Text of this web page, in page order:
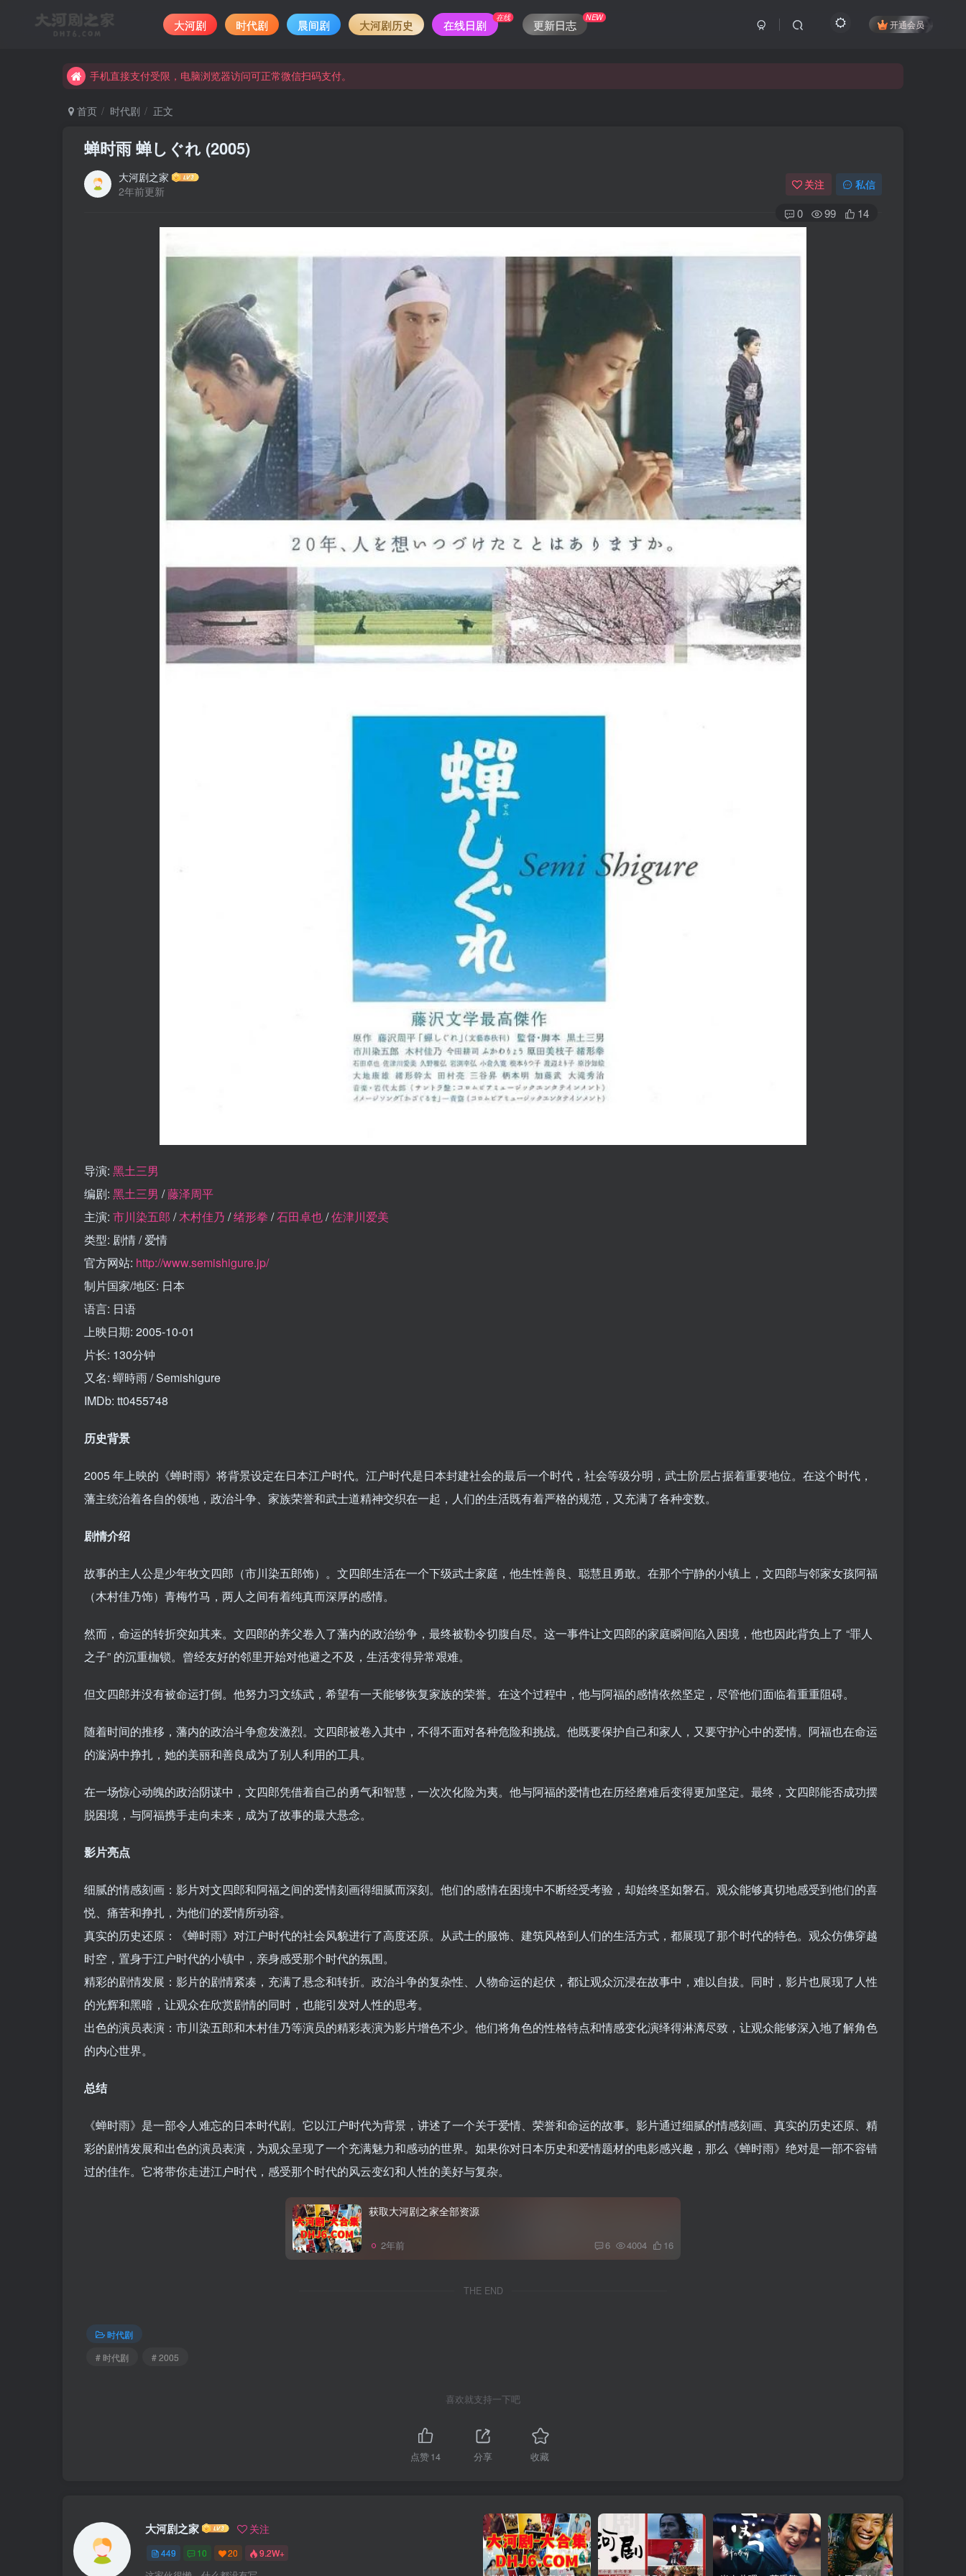
大河剧 时代剧 晨间剧 大河剧历史 在线日剧
在线
更新日志
NEW
开通会员
手机直接支付受限，电脑浏览器访问可正常微信扫码支付。
手机直接支付受限，电脑浏览器访问可正常微信扫码支付。
首页 时代剧 正文
蝉时雨 蝉しぐれ (2005)
大河剧之家
2年前更新
关注 私信
0 99 14
导演: 黑土三男
编剧: 黑土三男 /藤泽周平
主演: 市川染五郎 /木村佳乃 /绪形拳 /石田卓也/佐津川爱美
类型: 剧情 / 爱情
官方网站: http://www.semishigure.jp/
制片国家/地区: 日本
语言: 日语
上映日期: 2005-10-01
片长: 130分钟
又名: 蟬時雨 / Semishigure
IMDb: tt0455748
历史背景
2005 年上映的《蝉时雨》将背景设定在日本江户时代。江户时代是日本封建社会的最后一个时代，社会等级分明，武士阶层占据着重要地位。在这个时代，
藩主统治着各自的领地，政治斗争、家族荣誉和武士道精神交织在一起，人们的生活既有着严格的规范，又充满了各种变数。
剧情介绍
故事的主人公是少年牧文四郎（市川染五郎饰）。文四郎生活在一个下级武士家庭，他生性善良、聪慧且勇敢。在那个宁静的小镇上，文四郎与邻家女孩阿福
（木村佳乃饰）青梅竹马，两人之间有着纯真而深厚的感情。
然而，命运的转折突如其来。文四郎的养父卷入了藩内的政治纷争，最终被勒令切腹自尽。这一事件让文四郎的家庭瞬间陷入困境，他也因此背负上了 “罪人
之子” 的沉重枷锁。曾经友好的邻里开始对他避之不及，生活变得异常艰难。
但文四郎并没有被命运打倒。他努力习文练武，希望有一天能够恢复家族的荣誉。在这个过程中，他与阿福的感情依然坚定，尽管他们面临着重重阻碍。
随着时间的推移，藩内的政治斗争愈发激烈。文四郎被卷入其中，不得不面对各种危险和挑战。他既要保护自己和家人，又要守护心中的爱情。阿福也在命运
的漩涡中挣扎，她的美丽和善良成为了别人利用的工具。
在一场惊心动魄的政治阴谋中，文四郎凭借着自己的勇气和智慧，一次次化险为夷。他与阿福的爱情也在历经磨难后变得更加坚定。最终，文四郎能否成功摆
脱困境，与阿福携手走向未来，成为了故事的最大悬念。
影片亮点
细腻的情感刻画：影片对文四郎和阿福之间的爱情刻画得细腻而深刻。他们的感情在困境中不断经受考验，却始终坚如磐石。观众能够真切地感受到他们的喜
悦、痛苦和挣扎，为他们的爱情所动容。
真实的历史还原：《蝉时雨》对江户时代的社会风貌进行了高度还原。从武士的服饰、建筑风格到人们的生活方式，都展现了那个时代的特色。观众仿佛穿越
时空，置身于江户时代的小镇中，亲身感受那个时代的氛围。
精彩的剧情发展：影片的剧情紧凑，充满了悬念和转折。政治斗争的复杂性、人物命运的起伏，都让观众沉浸在故事中，难以自拔。同时，影片也展现了人性
的光辉和黑暗，让观众在欣赏剧情的同时，也能引发对人性的思考。
出色的演员表演：市川染五郎和木村佳乃等演员的精彩表演为影片增色不少。他们将角色的性格特点和情感变化演绎得淋漓尽致，让观众能够深入地了解角色
的内心世界。
总结
《蝉时雨》是一部令人难忘的日本时代剧。它以江户时代为背景，讲述了一个关于爱情、荣誉和命运的故事。影片通过细腻的情感刻画、真实的历史还原、精
彩的剧情发展和出色的演员表演，为观众呈现了一个充满魅力和感动的世界。如果你对日本历史和爱情题材的电影感兴趣，那么《蝉时雨》绝对是一部不容错
过的佳作。它将带你走进江户时代，感受那个时代的风云变幻和人性的美好与复杂。
获取大河剧之家全部资源
2年前 6 4004 16
THE END
时代剧
# 时代剧
# 2005
喜欢就支持一下吧
点赞14 分享 收藏
大河剧之家 关注
449 10 20 9.2W+